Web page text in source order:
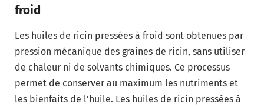
froid
Les huiles de ricin pressées à froid sont obtenues par
pression mécanique des graines de ricin, sans utiliser
de chaleur ni de solvants chimiques. Ce processus
permet de conserver au maximum les nutriments et
les bienfaits de l’huile. Les huiles de ricin pressées à